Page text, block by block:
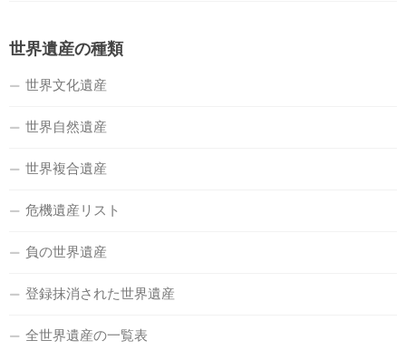
世界遺産の種類
世界文化遺産
世界自然遺産
世界複合遺産
危機遺産リスト
負の世界遺産
登録抹消された世界遺産
全世界遺産の一覧表